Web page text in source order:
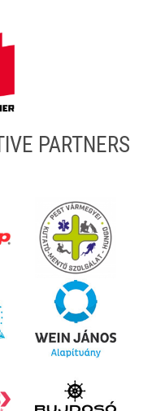
PARTNERS